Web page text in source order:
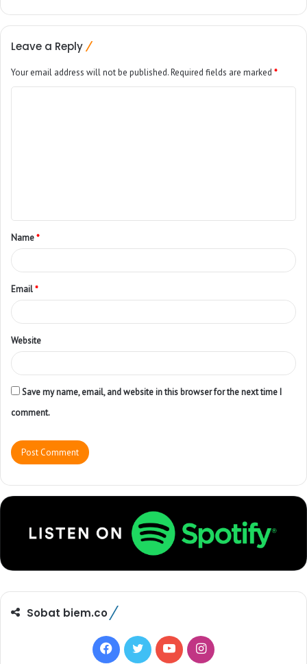
Leave a Reply
Your email address will not be published.Required fields are marked *
Name*
Email*
Website
Save my name, email, and website in this browser for the next time I
comment.
Sobat biem.co
F T Y I